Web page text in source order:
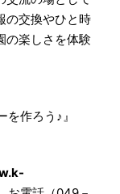
の交換やひと時
の楽しさを体験
作ろう♪』